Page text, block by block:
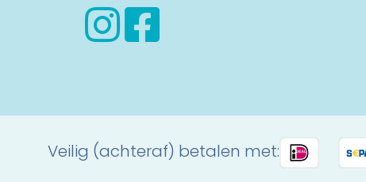
Veilig (achteraf) betalen met: